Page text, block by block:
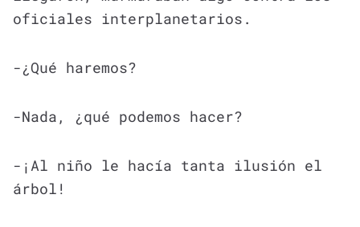
oficiales interplanetarios.
-¿Qué haremos?
-Nada, ¿qué podemos hacer?
-¡Al niño le hacía tanta ilusión el
árbol!